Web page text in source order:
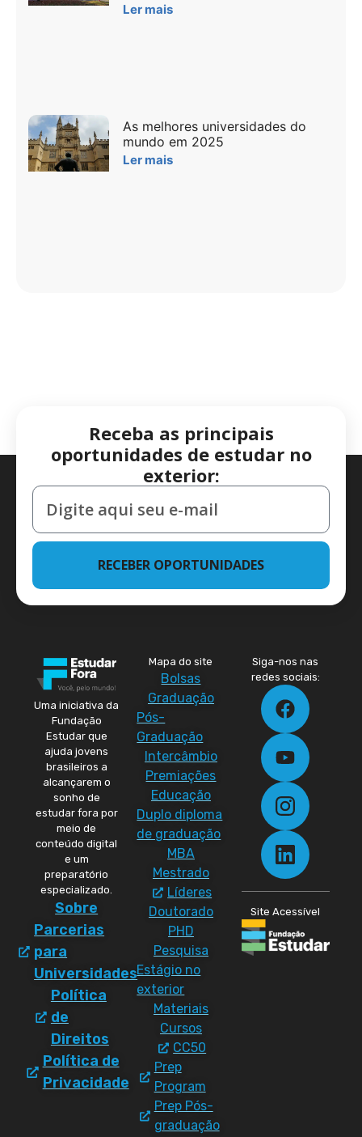
Ler mais
As melhores universidades do
mundo em 2025
Ler mais
Receba as principais
oportunidades de estudar no
exterior:
RECEBER OPORTUNIDADES
Uma iniciativa da
Fundação
Estudar que
ajuda jovens
brasileiros a
alcançarem o
sonho de
estudar fora por
meio de
conteúdo digital
e um
preparatório
especializado.
Sobre
Parcerias
para
Universidades
Política
de
Direitos
Política de
Privacidade
Mapa do site
Bolsas
Graduação
Pós-
Graduação
Intercâmbio
Premiações
Educação
Duplo diploma
de graduação
MBA
Mestrado
Líderes
Doutorado
PHD
Pesquisa
Estágio no
exterior
Materiais
Cursos
CC50
Prep
Program
Prep Pós-
graduação
Siga-nos nas
redes sociais:
Site Acessível